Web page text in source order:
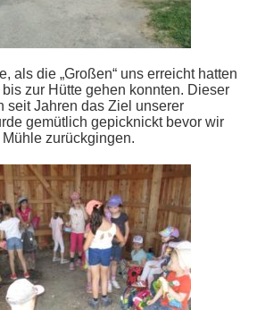
als die „Großen“ uns erreicht hatten
zur Hütte gehen konnten. Dieser
seit Jahren das Ziel unserer
gemütlich gepicknickt bevor wir
zurückgingen.